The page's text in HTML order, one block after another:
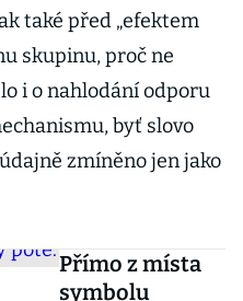
také před „efektem
skupinu, proč ne
i o nahlodání odporu
byť slovo
zmíněno jen jako
Přímo z místa
symbolu